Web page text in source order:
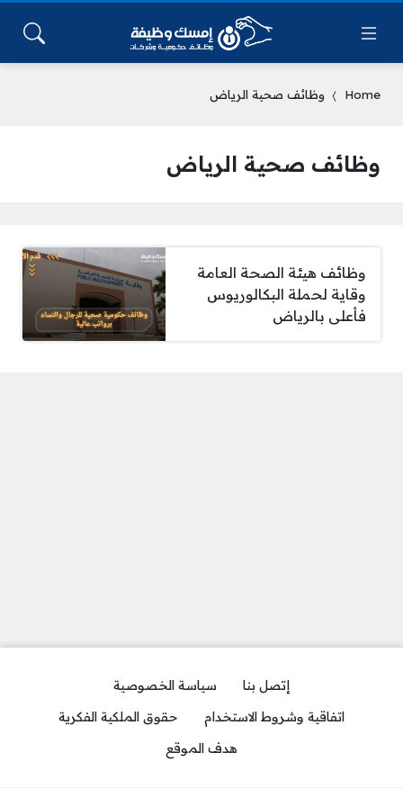
Home وظائف صحية الرياض
وظائف صحية الرياض
وظائف هيئة الصحة العامة
وقاية لحملة البكالوريوس
فأعلى بالرياض
إتصل بنا
سياسة الخصوصية
اتفاقية وشروط الاستخدام
حقوق الملكية الفكرية
هدف الموقع